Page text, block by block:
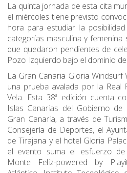
La quinta jornada de esta cita
el miércoles tiene previsto
hora para estudiar la
categorías masculina y
que quedaron pendientes de
Pozo Izquierdo bajo el dominio
La Gran Canaria Gloria Windsurf
una prueba avalada por la Real
Vela. Esta 38ª edición cuenta
Islas Canarias del Gobierno de
Gran Canaria, a través de
Consejería de Deportes, el
de Tirajana y el hotel Gloria
el evento suma el esfuerzo de
Monte Feliz-powered by